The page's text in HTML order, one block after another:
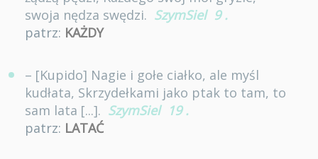
swoja nędza swędzi. SzymSiel 9 .
patrz: KAŻDY
– [Kupido] Nagie i gołe ciałko, ale myśl
kudłata, Skrzydełkami jako ptak to tam, to
sam lata [...]. SzymSiel 19 .
patrz: LATAĆ